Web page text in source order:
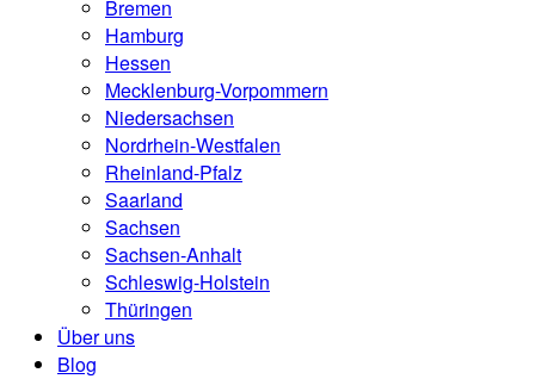
Bremen
Hamburg
Hessen
Mecklenburg-Vorpommern
Niedersachsen
Nordrhein-Westfalen
Rheinland-Pfalz
Saarland
Sachsen
Sachsen-Anhalt
Schleswig-Holstein
Thüringen
Über uns
Blog